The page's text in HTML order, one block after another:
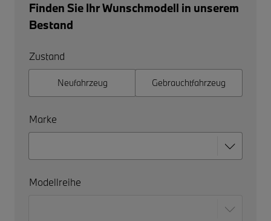
Finden Sie Ihr Wunschmodell in unserem
Bestand
Zustand
Neufahrzeug Gebrauchtfahrzeug
Marke
Modellreihe